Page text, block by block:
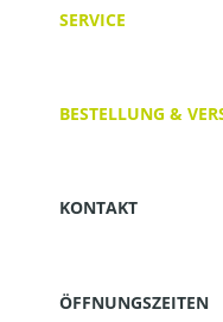
SERVICE
BESTELLUNG &
KONTAKT
ÖFFNUNGSZEITEN